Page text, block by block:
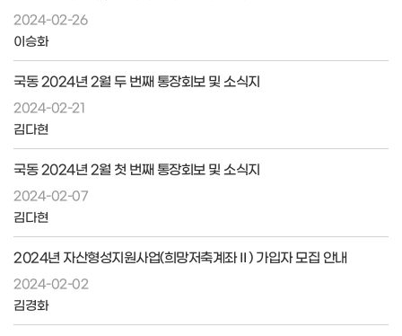
2024-02-26
이승화
국동 2024년 2월 두 번째 통장회보 및 소식지
2024-02-21
김다현
국동 2024년 2월 첫 번째 통장회보 및 소식지
2024-02-07
김다현
2024년 자산형성지원사업(희망저축계좌Ⅱ) 가입자 모집 안내
2024-02-02
김경화